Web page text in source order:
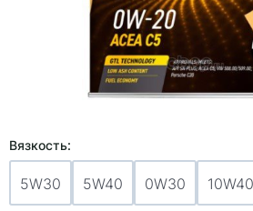
Вязкость:
5W30 5W40 0W30 10W40